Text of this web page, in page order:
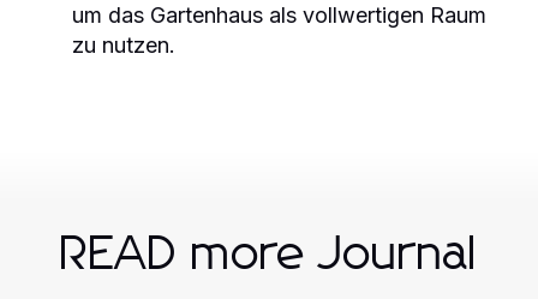
um das Gartenhaus als vollwertigen Raum
zu nutzen.
READ more Journal